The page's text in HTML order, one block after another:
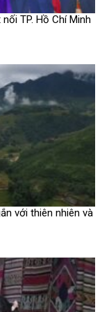
TP. Hồ Chí Minh
với thiên nhiên và